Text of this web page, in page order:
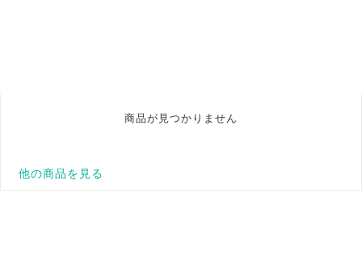
商品が見つかりません
他の商品を見る